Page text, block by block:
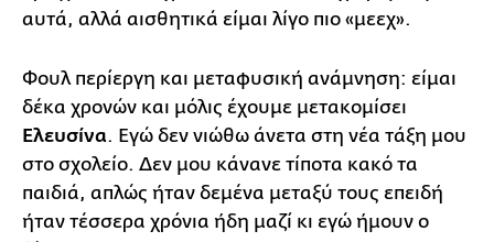
αυτά, αλλά αισθητικά είμαι λίγο πιο «μεεχ».
Φουλ περίεργη και μεταφυσική ανάμνηση: είμαι
δέκα χρονών και μόλις έχουμε μετακομίσει
Ελευσίνα. Εγώ δεν νιώθω άνετα στη νέα τάξη μου
στο σχολείο. Δεν μου κάνανε τίποτα κακό τα
παιδιά, απλώς ήταν δεμένα μεταξύ τους επειδή
ήταν τέσσερα χρόνια ήδη μαζί κι εγώ ήμουν ο